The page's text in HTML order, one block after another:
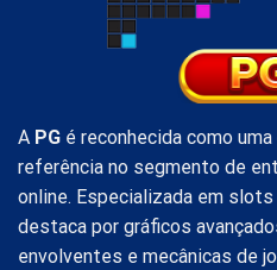
A PG é reconhecida como
referência no segmento de
online. Especializada em
destaca por gráficos
envolventes e mecânicas de